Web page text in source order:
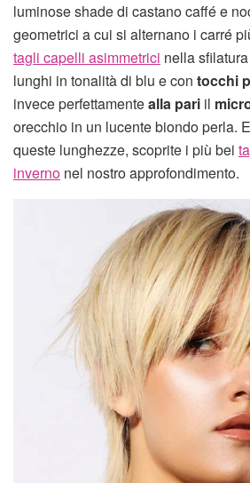
luminose shade di castano caffé e
geometrici a cui si alternano i carré
tagli capelli asimmetrici nella
lunghi in tonalità di blu e con tocchi
invece perfettamentealla pari il
orecchio in un lucente biondo perla.
queste lunghezze, scoprite i più bei
inverno nel nostro approfondimento.